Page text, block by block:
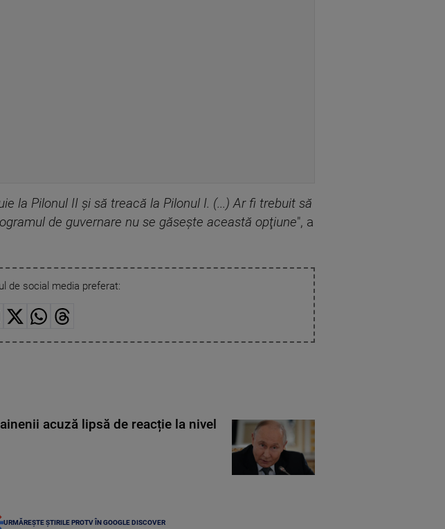
la Pilonul II şi să treacă la Pilonul I. (...) Ar fi trebuit să
de guvernare nu se găseşte această opţiune", a
de social media preferat:
acuză lipsă de reacție la nivel
URMĂREȘTE ȘTIRILE PROTV ÎN GOOGLE DISCOVER